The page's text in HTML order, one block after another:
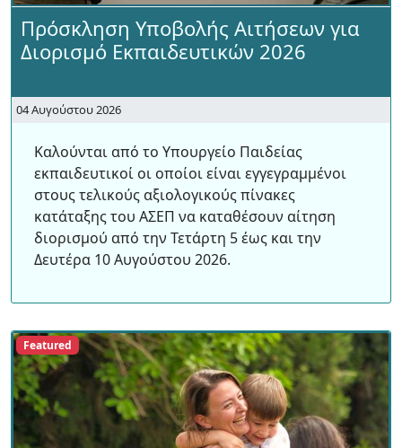
Πρόσκληση Υποβολής Αιτήσεων για
Διορισμό Εκπαιδευτικών 2026
04 Αυγούστου 2026
Καλούνται από το Υπουργείο Παιδείας
εκπαιδευτικοί οι οποίοι είναι εγγεγραμμένοι
στους τελικούς αξιολογικούς πίνακες
κατάταξης του ΑΣΕΠ να καταθέσουν αίτηση
διορισμού από την Τετάρτη 5 έως και την
Δευτέρα 10 Αυγούστου 2026.
Featured